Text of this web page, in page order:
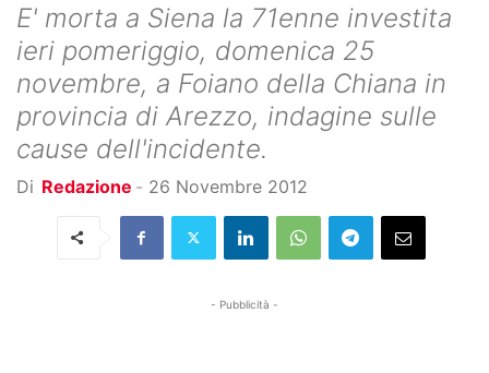
E' morta a Siena la 71enne investita
ieri pomeriggio, domenica 25
novembre, a Foiano della Chiana in
provincia di Arezzo, indagine sulle
cause dell'incidente.
Di Redazione - 26 Novembre 2012
- Pubblicità -